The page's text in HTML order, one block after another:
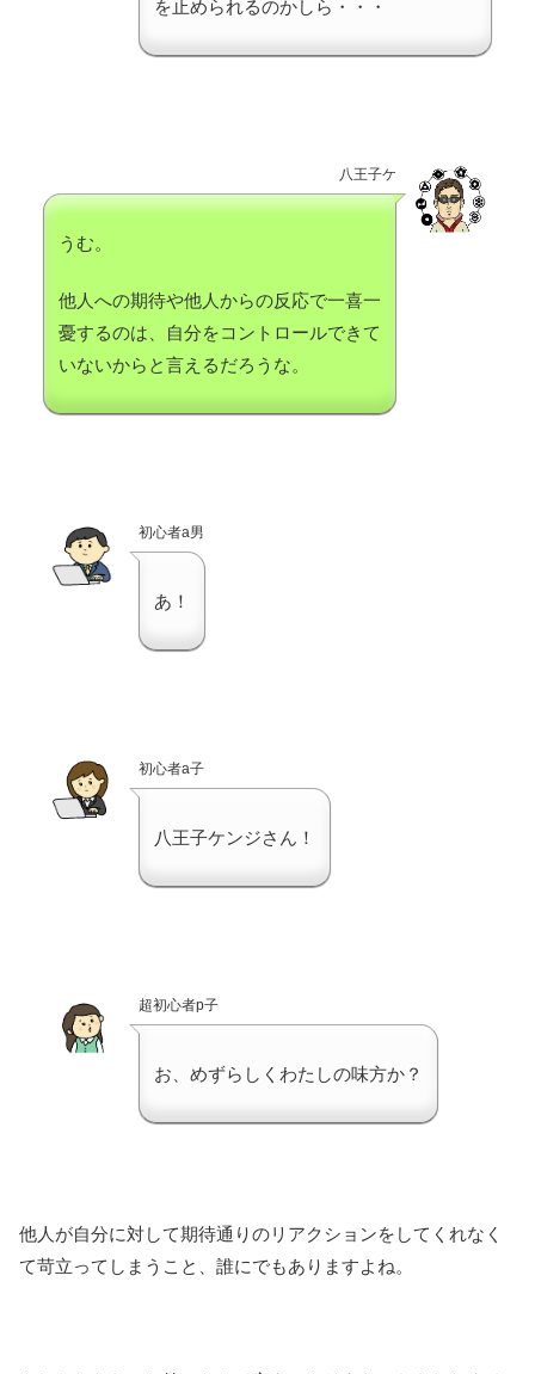
を止められるのかしら・・・
八王子ケ
うむ。
他人への期待や他人からの反応で一喜一
憂するのは、自分をコントロールできて
いないからと言えるだろうな。
初心者a男
あ！
初心者a子
八王子ケンジさん！
超初心者p子
お、めずらしくわたしの味方か？
他人が自分に対して期待通りのリアクションをしてくれなく
て苛立ってしまうこと、誰にでもありますよね。